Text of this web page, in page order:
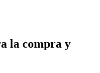
la compra y